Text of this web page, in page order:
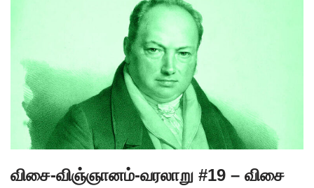
விசை-விஞ்ஞானம்-வரலாறு #19 – விசை